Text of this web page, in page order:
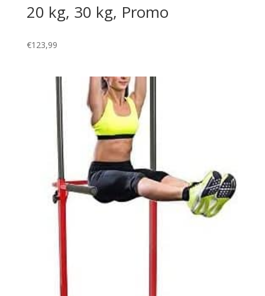
20 kg, 30 kg, Promo
€123,99